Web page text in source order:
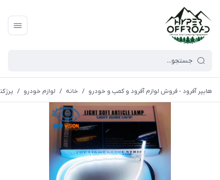
هایپر آفرود - فروش لوازم آفرود و کمپ و خودرو / خانه / لوازم خودرو /